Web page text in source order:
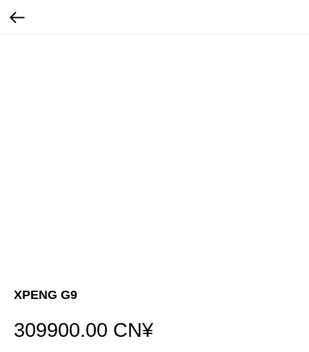
XPENG G9
309900.00 CN¥